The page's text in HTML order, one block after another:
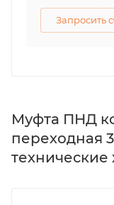
Запросить
Муфта ПНД
переходная
технические